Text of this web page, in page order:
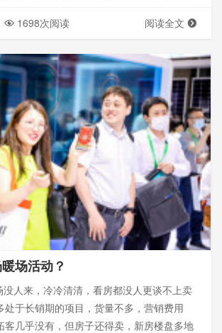
1698次阅读 阅读全文
场活动？
人来，冷冷清清，看房都没人更谈不上卖
处于长销期的项目，货量不多，营销费用
客几乎没有，但房子还得卖，新房楼盘多地